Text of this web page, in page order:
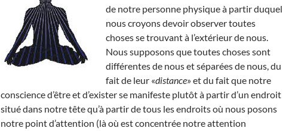
de notre personne physique à partir duquel
nous croyons devoir observer toutes
choses se trouvant à l’extérieur de nous.
Nous supposons que toutes choses sont
différentes de nous et séparées de nous, du
fait de leur «distance» et du fait que notre
conscience d’être et d’exister se manifeste plutôt à partir d’un endroit
situé dans notre tête qu’à partir de tous les endroits où nous posons
notre point d’attention (là où est concentrée notre attention